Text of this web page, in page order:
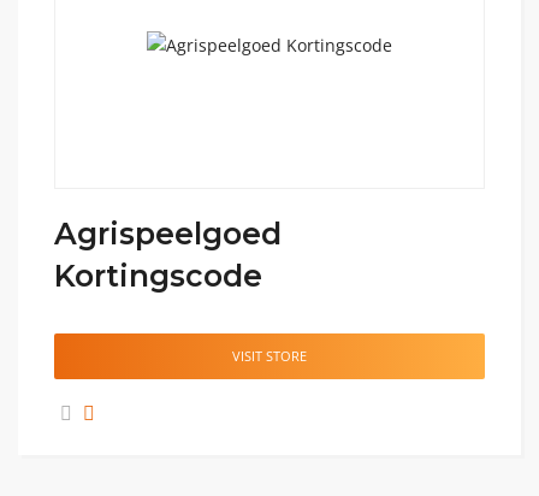
Agrispeelgoed
Kortingscode
VISIT STORE